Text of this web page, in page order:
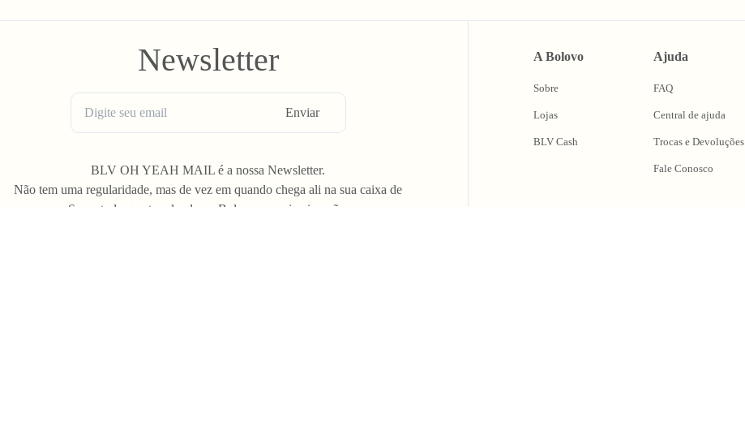
Newsletter
Enviar
BLV OH YEAH MAIL é a nossa Newsletter.
Não tem uma regularidade, mas de vez em quando chega ali na sua caixa de
Spam tudo que ta rolando na Bolovo em primeira mão.
A Bolovo
Sobre
Lojas
BLV Cash
Ajuda
FAQ
Central de ajuda
Trocas e Devoluções
Fale Conosco